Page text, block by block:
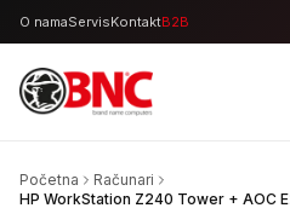
O namaServisKontaktB2B
Početna
Računari